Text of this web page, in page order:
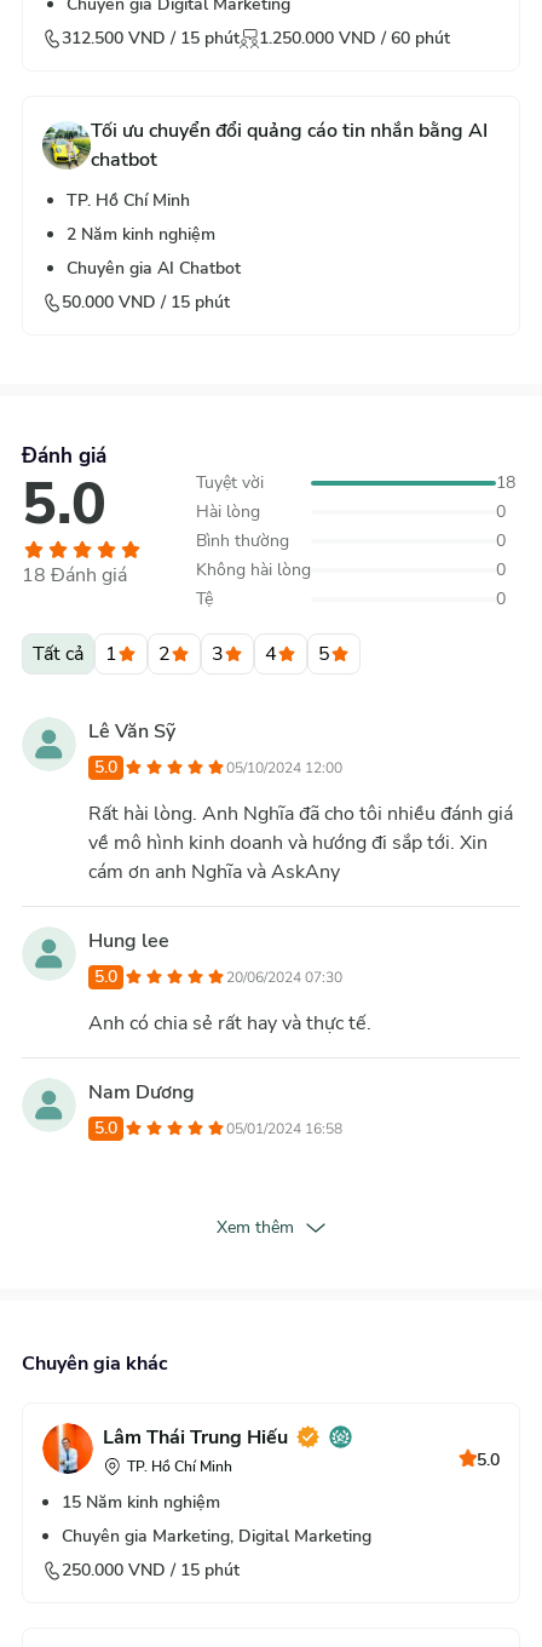
312.500 VND / 15 phút 1.250.000 VND /60 phút
Tối ưu chuyển đổi quảng cáo tin nhắn bằng AI
chatbot
TP. Hồ Chí Minh
2 Năm kinh nghiệm
Chuyên gia AI Chatbot
50.000 VND / 15 phút
Đánh giá
5.0
18 Đánh giá
Tuyệt vời
18
Hài lòng
0
Bình thường
0
Không hài lòng
0
Tệ
0
Tất cả 1 2 3 4 5
Lê Văn Sỹ
5.0 05/10/2024 12:00
Rất hài lòng. Anh Nghĩa đã cho tôi nhiều đánh giá
về mô hình kinh doanh và hướng đi sắp tới. Xin
cám ơn anh Nghĩa và AskAny
Hung lee
5.0 20/06/2024 07:30
Anh có chia sẻ rất hay và thực tế.
Nam Dương
5.0 05/01/2024 16:58
Xem thêm
Chuyên gia khác
Lâm Thái Trung Hiếu
TP. Hồ Chí Minh
5.0
15 Năm kinh nghiệm
Chuyên gia Marketing, Digital Marketing
250.000 VND / 15 phút